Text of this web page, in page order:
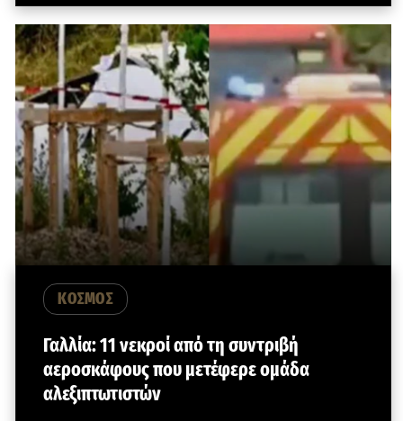
ΚΟΣΜΟΣ
Γαλλία: 11 νεκροί από τη συντριβή
αεροσκάφους που μετέφερε ομάδα
αλεξιπτωτιστών